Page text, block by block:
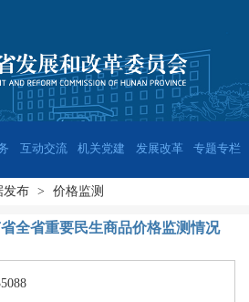
互动交流 机关党建 发展改革 专题专栏
发布 > 价格监测
全省重要民生商品价格监测情况